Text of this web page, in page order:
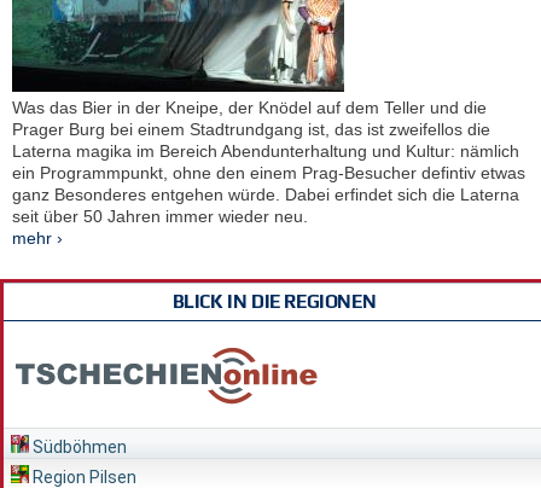
Was das Bier in der Kneipe, der Knödel auf dem Teller und die
Prager Burg bei einem Stadtrundgang ist, das ist zweifellos die
Laterna magika im Bereich Abendunterhaltung und Kultur: nämlich
ein Programmpunkt, ohne den einem Prag-Besucher defintiv etwas
ganz Besonderes entgehen würde. Dabei erfindet sich die Laterna
seit über 50 Jahren immer wieder neu.
mehr ›
BLICK IN DIE REGIONEN
Südböhmen
Region Pilsen